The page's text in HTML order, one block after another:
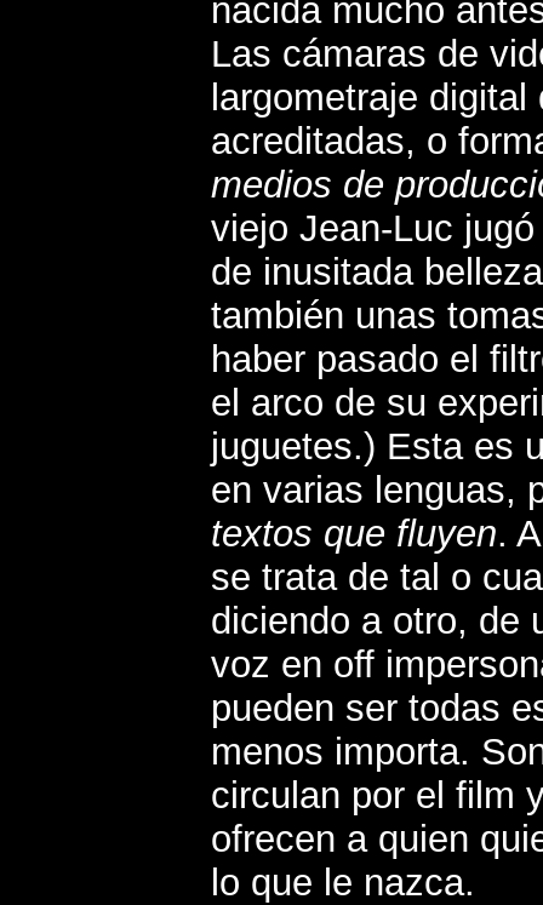
nacida mucho
Las cámaras de
largometraje
acreditadas, o
medios de
viejo Jean-Luc
de inusitada
también unas
haber pasado el
el arco de su
juguetes.) Esta es
en varias lenguas,
textos que fluyen.
se trata de tal o
diciendo a otro, de
voz en off
pueden ser todas
menos importa.
circulan por el film
ofrecen a quien
lo que le nazca.